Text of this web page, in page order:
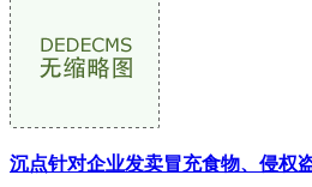
沉点针对企业发卖冒充食物、侵权盗